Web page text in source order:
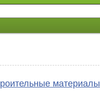
материалы